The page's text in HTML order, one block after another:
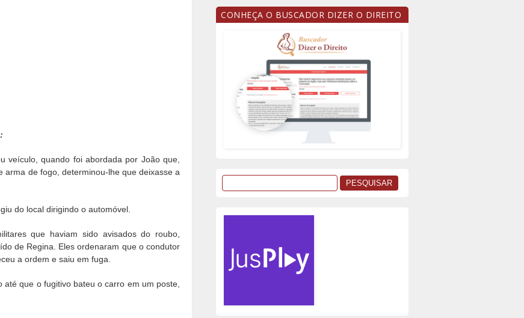
veículo, quando foi abordada por João que,
arma de fogo, determinou-lhe que deixasse a
do local dirigindo o automóvel.
que haviam sido avisados do roubo,
de Regina. Eles ordenaram que o condutor
a ordem e saiu em fuga.
que o fugitivo bateu o carro em um poste,
CONHEÇA O BUSCADOR DIZER O DIREITO